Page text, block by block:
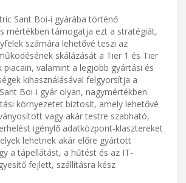
Sant Boi-i gyárába történő
mértékben támogatja ezt a stratégiát,
számára lehetővé teszi az
skálázását a Tier 1 és Tier
valamint a legjobb gyártási és
kihasználásával felgyorsítja a
Boi-i gyár olyan, nagymértékben
környezetet biztosít, amely lehetővé
vagy akár testre szabható,
igénylő adatközpont-klasztereket
lehetnek akár előre gyártott
a tápellátást, a hűtést és az IT-
fejlett, szállításra kész